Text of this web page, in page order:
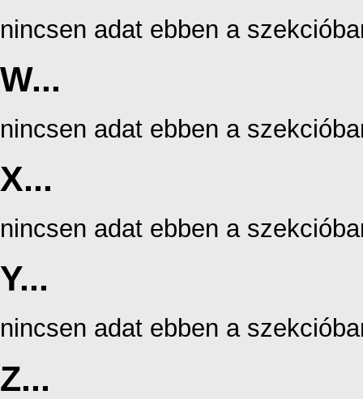
nincsen adat ebben a
W...
nincsen adat ebben a
X...
nincsen adat ebben a
Y...
nincsen adat ebben a
Z...